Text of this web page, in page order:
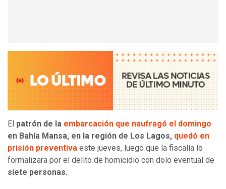
El patrón de la embarcación que naufragó el domingo
en Bahía Mansa, en la región de Los Lagos, quedó en
prisión preventiva este jueves, luego que la fiscalía lo
formalizara por el delito de homicidio con dolo eventual de
siete personas.